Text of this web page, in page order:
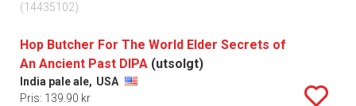
(14435102)
Hop Butcher For The World Elder Secrets of
An Ancient Past DIPA (utsolgt)
India pale ale, USA
Pris: 139.90 kr